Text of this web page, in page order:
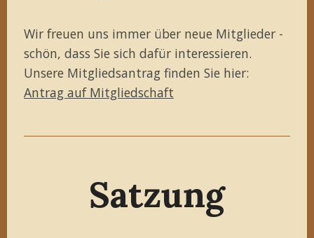
Wir freuen uns immer über neue Mitglieder -
schön, dass Sie sich dafür interessieren.
Unsere Mitgliedsantrag finden Sie hier:
Antrag auf Mitgliedschaft
Satzung